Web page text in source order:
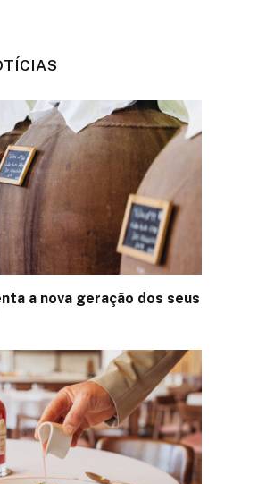
a nova geração dos seus